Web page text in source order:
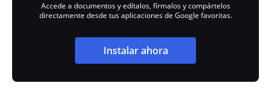
Accede a documentos y edítalos, fírmalos y compártelos
directamente desde tus aplicaciones de Google favoritas.
Instalar ahora